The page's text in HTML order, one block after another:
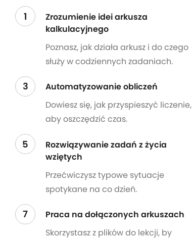
1
Zrozumienie idei arkusza
kalkulacyjnego
Poznasz, jak działa arkusz i do czego
służy w codziennych zadaniach.
3
Automatyzowanie obliczeń
Dowiesz się, jak przyspieszyć liczenie,
aby oszczędzić czas.
5
Rozwiązywanie zadań z życia
wziętych
Przećwiczysz typowe sytuacje
spotykane na co dzień.
7
Praca na dołączonych arkuszach
Skorzystasz z plików do lekcji, by